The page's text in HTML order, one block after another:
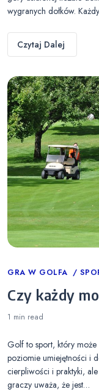
wygranych dołków.
Czytaj Dalej
Categories
GRA W GOLFA
Czy każdy
1 min read
Golf to sport, który może
poziomie umiejętności i
cierpliwości i praktyki,
graczy uważa, że jest…